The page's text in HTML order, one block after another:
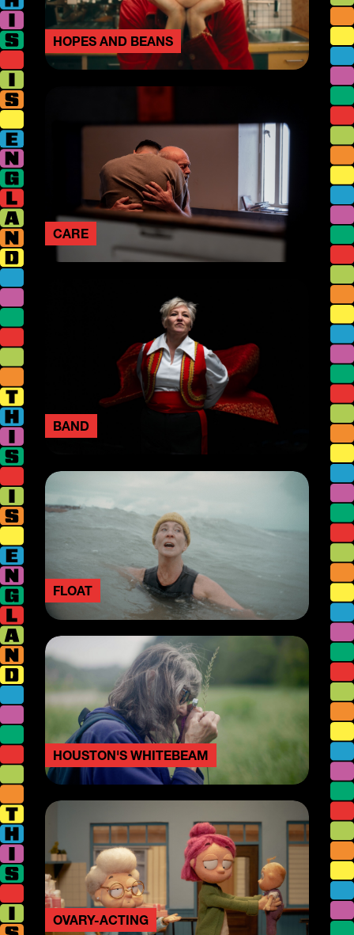
HOPES AND BEANS
CARE
BAND
FLOAT
HOUSTON'S WHITEBEAM
OVARY-ACTING